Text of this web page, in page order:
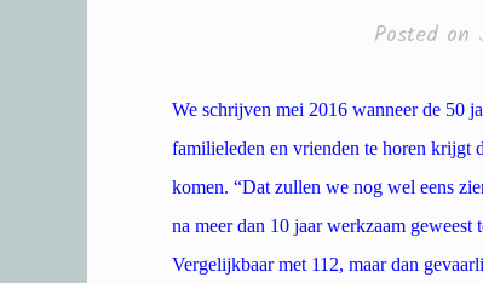
Posted on
We schrijven mei 2016 wanneer de 50
familieleden en vrienden te horen krijgt
komen. “Dat zullen we nog wel eens
na meer dan 10 jaar werkzaam
Vergelijkbaar met 112, maar dan